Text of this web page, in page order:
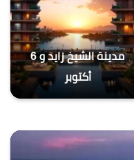
مدينة الشيخ زايد و 6
أكتوبر